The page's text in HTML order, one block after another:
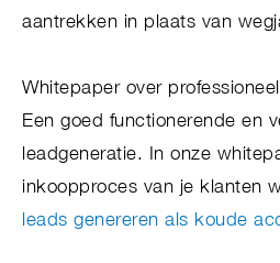
aantrekken in plaats van
Whitepaper over
Een goed functionerende en
leadgeneratie. In onze
inkoopproces van je klanten
leads genereren als koude